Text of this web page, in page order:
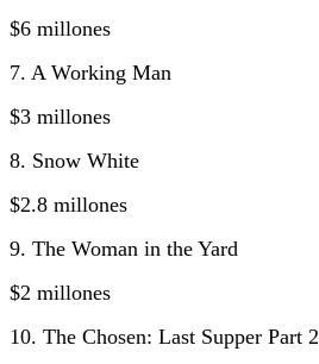
$6 millones
7. A Working Man
$3 millones
8. Snow White
$2.8 millones
9. The Woman in the Yard
$2 millones
10. The Chosen: Last Supper Part 2